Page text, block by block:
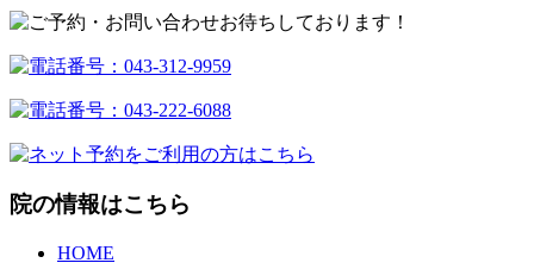
院の情報はこちら
HOME